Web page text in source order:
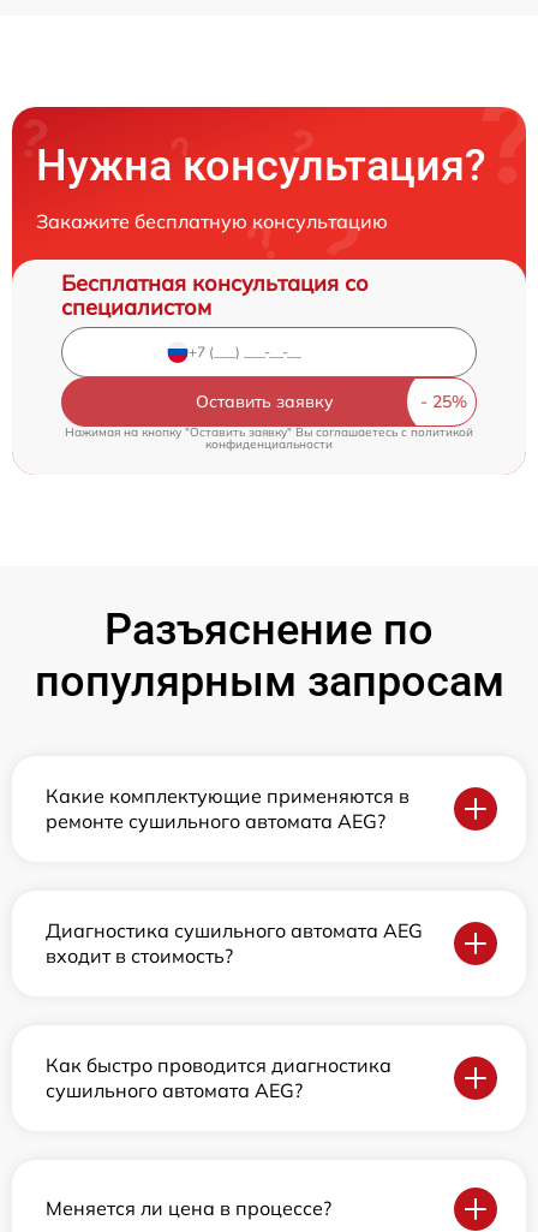
Нужна консультация?
Закажите бесплатную консультацию
Бесплатная консультация со
специалистом
Оставить заявку
Нажимая на кнопку "Оставить заявку" Вы соглашаетесь cполитикой
конфиденциальности
Разъяснение по
популярным запросам
Какие комплектующие применяются в
ремонте сушильного автомата AEG?
Диагностика сушильного автомата AEG
входит в стоимость?
Как быстро проводится диагностика
сушильного автомата AEG?
Меняется ли цена в процессе?